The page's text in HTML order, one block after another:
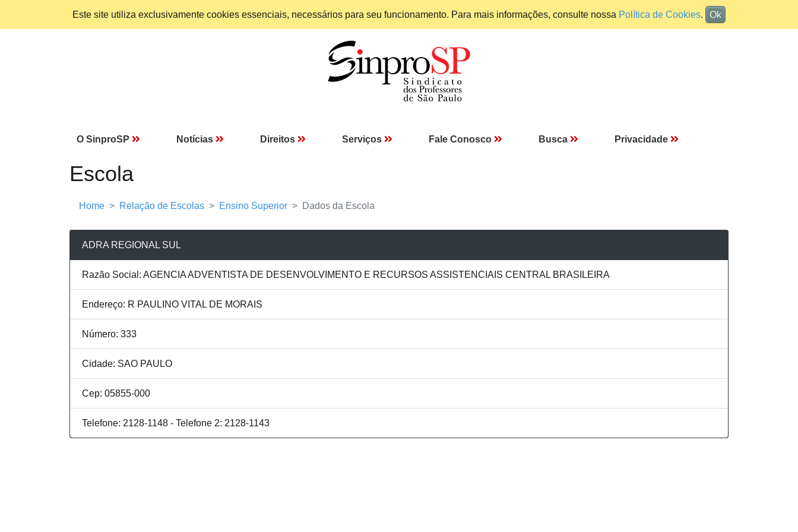
Este site utiliza exclusivamente cookies essenciais, necessários para seu funcionamento. Para mais informações, consulte nossa Política de Cookies. Ok
O SinproSP Notícias Direitos Serviços Fale Conosco Busca Privacidade
Escola
Home Relação de Escolas Ensino Superior Dados da Escola
ADRA REGIONAL SUL
Razão Social: AGENCIA ADVENTISTA DE DESENVOLVIMENTO E RECURSOS ASSISTENCIAIS CENTRAL BRASILEIRA
Endereço: R PAULINO VITAL DE MORAIS
Número: 333
Cidade: SAO PAULO
Cep: 05855-000
Telefone: 2128-1148 - Telefone 2: 2128-1143